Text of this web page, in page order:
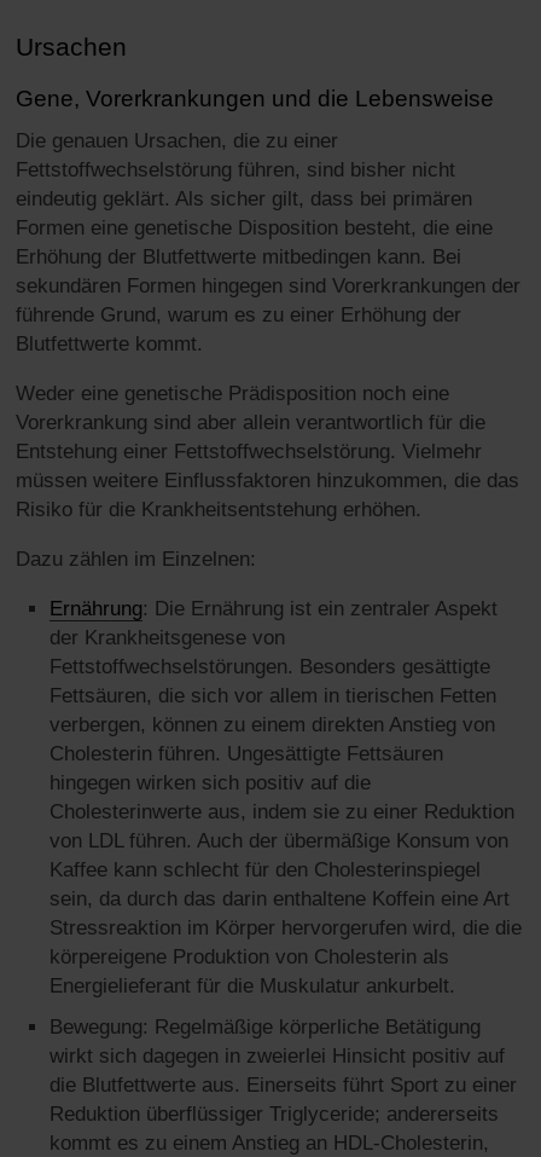
Ursachen
Gene, Vorerkrankungen und die Lebensweise
Die genauen Ursachen, die zu einer
Fettstoffwechselstörung führen, sind bisher nicht
eindeutig geklärt. Als sicher gilt, dass bei primären
Formen eine genetische Disposition besteht, die eine
Erhöhung der Blutfettwerte mitbedingen kann. Bei
sekundären Formen hingegen sind Vorerkrankungen der
führende Grund, warum es zu einer Erhöhung der
Blutfettwerte kommt.
Weder eine genetische Prädisposition noch eine
Vorerkrankung sind aber allein verantwortlich für die
Entstehung einer Fettstoffwechselstörung. Vielmehr
müssen weitere Einflussfaktoren hinzukommen, die das
Risiko für die Krankheitsentstehung erhöhen.
Dazu zählen im Einzelnen:
Ernährung: Die Ernährung ist ein zentraler Aspekt
der Krankheitsgenese von
Fettstoffwechselstörungen. Besonders gesättigte
Fettsäuren, die sich vor allem in tierischen Fetten
verbergen, können zu einem direkten Anstieg von
Cholesterin führen. Ungesättigte Fettsäuren
hingegen wirken sich positiv auf die
Cholesterinwerte aus, indem sie zu einer Reduktion
von LDL führen. Auch der übermäßige Konsum von
Kaffee kann schlecht für den Cholesterinspiegel
sein, da durch das darin enthaltene Koffein eine Art
Stressreaktion im Körper hervorgerufen wird, die die
körpereigene Produktion von Cholesterin als
Energielieferant für die Muskulatur ankurbelt.
Bewegung: Regelmäßige körperliche Betätigung
wirkt sich dagegen in zweierlei Hinsicht positiv auf
die Blutfettwerte aus. Einerseits führt Sport zu einer
Reduktion überflüssiger Triglyceride; andererseits
kommt es zu einem Anstieg an HDL-Cholesterin,